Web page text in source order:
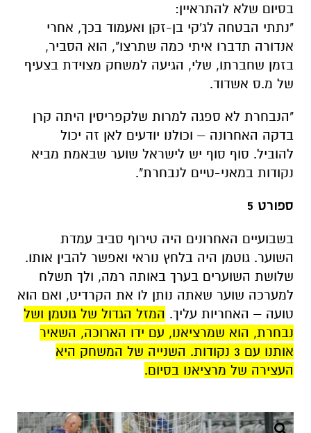
בסיום שלא להתראיין:
"נתתי הבטחה לג'קי בן-זקן ואעמוד בכך, אחרי
אנדורה תדברו איתי כמה שתרצו", הוא הסביר,
בזמן שחברתו, שלי, הגיעה למשחק מצוידת בצעיף
של מ.ס אשדוד.
"הנבחרת לא ספגה למרות שלקפריסין היתה קרן
בדקה האחרונה – וכולנו יודעים לאן זה יכול
להוביל. סוף סוף יש לישראל שוער שבאמת מביא
נקודות במאני-טיים לנבחרת".
ספורט 5
בשבועיים האחרונים היה טירוף סביב עמדת
השוער. גוטמן היה בלחץ נוראי ואפשר להבין אותו.
שלושת השוערים בערך באותה רמה, ולך תשלח
למערכה שוער שאתה נותן לו את הקרדיט, ואם הוא
טועה – האחריות עליך. המזל הגדול של גוטמן ושל
נבחרת, הוא שמרציאנו, עם ידו הארוכה, השאיר
אותנו עם 3 נקודות. השנייה של המשחק היא
העצירה של מרציאנו בסיום.